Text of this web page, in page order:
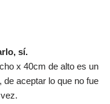
sí.
x 40cm de alto es un
de aceptar lo que no fue